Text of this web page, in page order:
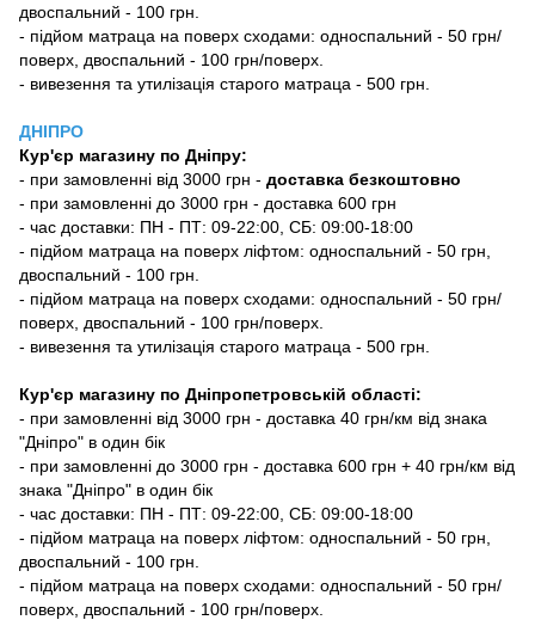
двоспальний - 100 грн.
- підйом матраца на поверх сходами: односпальний - 50 грн/
поверх, двоспальний - 100 грн/поверх.
- вивезення та утилізація старого матраца - 500 грн.
ДНІПРО
Кур'єр магазину по Дніпру:
- при замовленні від 3000 грн - доставка безкоштовно
- при замовленні до 3000 грн - доставка 600 грн
- час доставки: ПН - ПТ: 09-22:00, СБ: 09:00-18:00
- підйом матраца на поверх ліфтом: односпальний - 50 грн,
двоспальний - 100 грн.
- підйом матраца на поверх сходами: односпальний - 50 грн/
поверх, двоспальний - 100 грн/поверх.
- вивезення та утилізація старого матраца - 500 грн.
Кур'єр магазину по Дніпропетровській області:
- при замовленні від 3000 грн - доставка 40 грн/км від знака
"Дніпро" в один бік
- при замовленні до 3000 грн - доставка 600 грн + 40 грн/км від
знака "Дніпро" в один бік
- час доставки: ПН - ПТ: 09-22:00, СБ: 09:00-18:00
- підйом матраца на поверх ліфтом: односпальний - 50 грн,
двоспальний - 100 грн.
- підйом матраца на поверх сходами: односпальний - 50 грн/
поверх, двоспальний - 100 грн/поверх.